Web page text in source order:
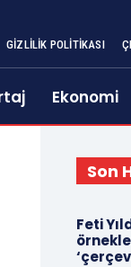
GIZLILIK POLITIKASI
Ekonomi
Son
Feti